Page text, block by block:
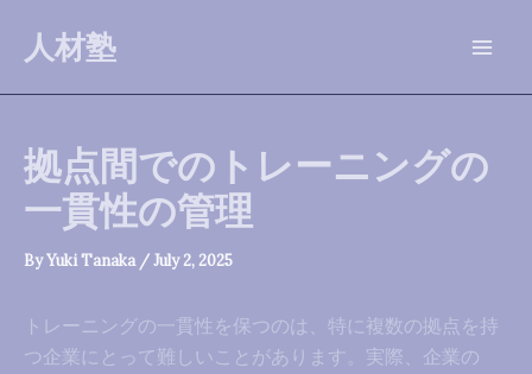
人材塾
拠点間でのトレーニングの
一貫性の管理
ByYuki Tanaka /July 2, 2025
トレーニングの一貫性を保つのは、特に複数の拠点を持
つ企業にとって難しいことがあります。実際、企業の